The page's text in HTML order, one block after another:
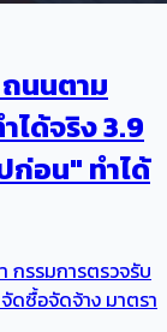
นนตาม
ได้จริง 3.9
ก่อน" ทำได้
รรมการตรวจรับ
ดซื้อจัดจ้าง มาตรา